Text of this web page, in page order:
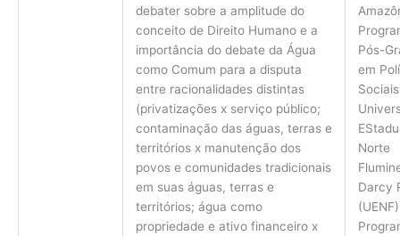
debater sobre a amplitude do
conceito de Direito Humano e a
importância do debate da Água
como Comum para a disputa
entre racionalidades distintas
(privatizações x serviço público;
contaminação das águas, terras e
territórios x manutenção dos
povos e comunidades tradicionais
em suas águas, terras e
territórios; água como
propriedade e ativo financeiro x
Pós-
em
Norte
Darcy
(UENF)